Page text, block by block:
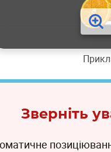
Зверніть